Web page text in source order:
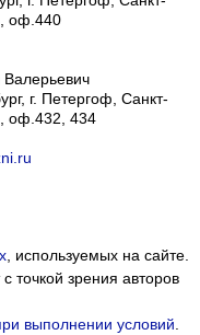
оф.440
г. Петергоф Санкт-
оф.432, 434
, используемых на сайте.
точкой зрения авторов
выполнении условий